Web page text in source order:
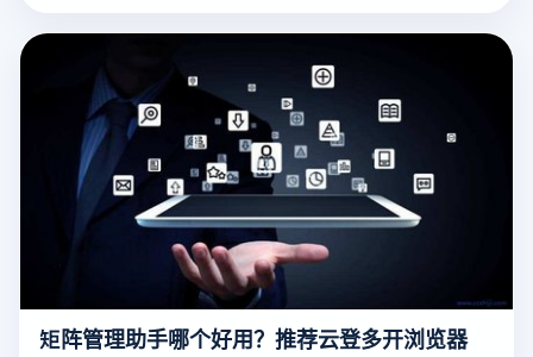
的运营中扮演着至关重要的角色。
矩阵管理助手哪个好用？推荐云登多开浏览器